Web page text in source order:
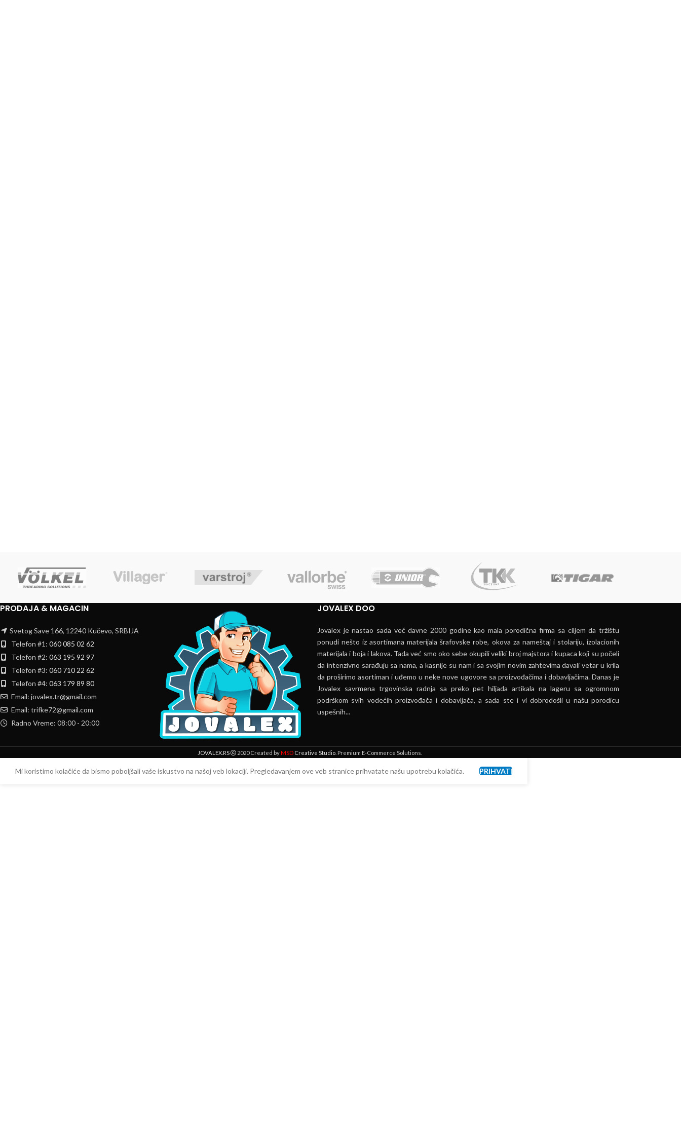
PRODAJA & MAGACIN
Svetog Save 166, 12240 Kučevo, SRBIJA
Telefon #1: 060 085 02 62
Telefon #2: 063 195 92 97
Telefon #3: 060 710 22 62
Telefon #4: 063 179 89 80
Email: jovalex.tr@gmail.com
Email: trifke72@gmail.com
Radno Vreme: 08:00 - 20:00
JOVALEX DOO
Jovalex je nastao sada već davne 2000 godine kao mala porodična firma sa ciljem da tržištu
ponudi nešto iz asortimana materijala šrafovske robe, okova za nameštaj i stolariju, izolacionih
materijala i boja i lakova. Tada već smo oko sebe okupili veliki broj majstora i kupaca koji su počeli
da intenzivno sarađuju sa nama, a kasnije su nam i sa svojim novim zahtevima davali vetar u krila
da proširimo asortiman i uđemo u neke nove ugovore sa proizvođačima i dobavljačima. Danas je
Jovalex savrmena trgovinska radnja sa preko pet hiljada artikala na lageru sa ogromnom
podrškom svih vodećih proizvođača i dobavljača, a sada ste i vi dobrodošli u našu porodicu
uspešnih...
JOVALEX.RS 2020 Created byMSDCreative Studio. Premium E-Commerce Solutions.
Mi koristimo kolačiće da bismo poboljšali vaše iskustvo na našoj veb lokaciji. Pregledavanjem ove veb stranice prihvatate našu upotrebu kolačića. PRIHVATI